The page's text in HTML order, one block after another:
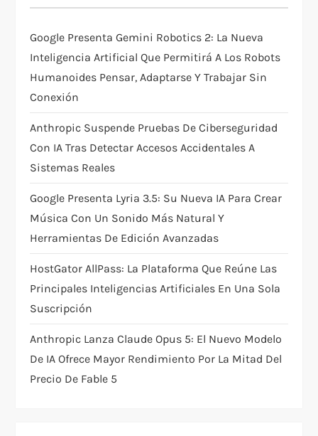
i
o
n
Google Presenta Gemini Robotics 2: La Nueva
Inteligencia Artificial Que Permitirá A Los Robots
Humanoides Pensar, Adaptarse Y Trabajar Sin
Conexión
Anthropic Suspende Pruebas De Ciberseguridad
Con IA Tras Detectar Accesos Accidentales A
Sistemas Reales
Google Presenta Lyria 3.5: Su Nueva IA Para Crear
Música Con Un Sonido Más Natural Y
Herramientas De Edición Avanzadas
HostGator AllPass: La Plataforma Que Reúne Las
Principales Inteligencias Artificiales En Una Sola
Suscripción
Anthropic Lanza Claude Opus 5: El Nuevo Modelo
De IA Ofrece Mayor Rendimiento Por La Mitad Del
Precio De Fable 5